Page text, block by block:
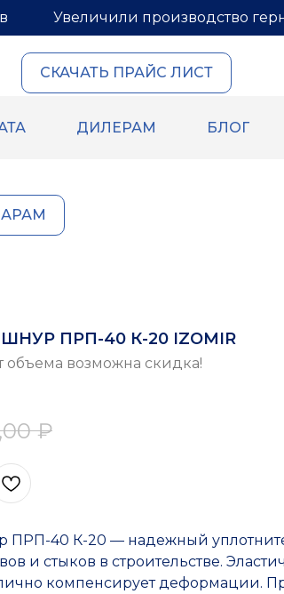
Увеличили производство
СКАЧАТЬ ПРАЙС ЛИСТ
ДИЛЕРАМ БЛОГ
ПРП-40 К-20 IZOMIR
объема возможна скидка!
₽
ПРП-40 К-20 — надежный
и стыков в строительстве.
компенсирует деформации.
для межпанельных швов
«тёплый шов» для
дома